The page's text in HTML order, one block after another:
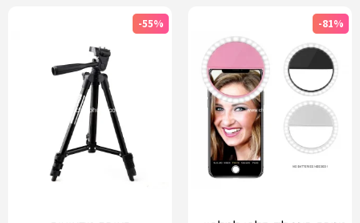
-81%
-55%